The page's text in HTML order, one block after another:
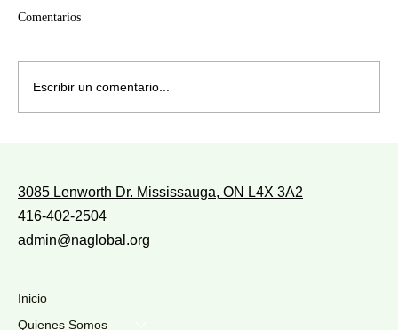
Comentarios
Escribir un comentario...
3085 Lenworth Dr. Mississauga, ON L4X 3A2
416-402-2504
admin@naglobal.org
Inicio
Quienes Somos